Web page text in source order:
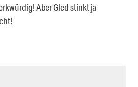
Aber Gled stinkt ja